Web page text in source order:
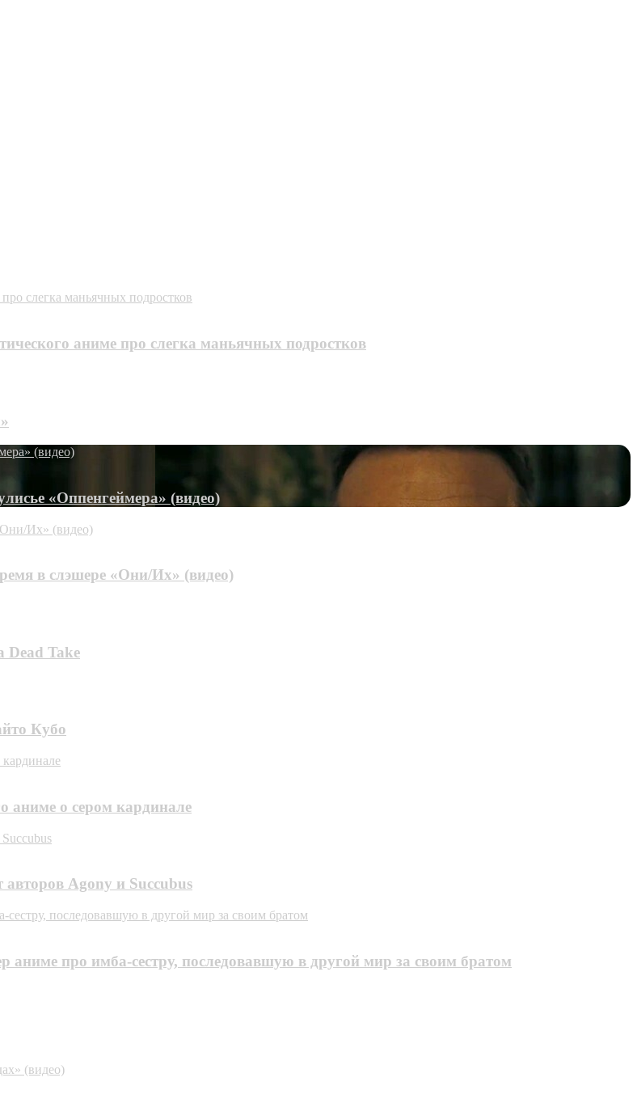
слегка маньячных подростков
аниме про слегка маньячных подростков
(видео)
«Оппенгеймера» (видео)
Их» (видео)
в слэшере «Они/Их» (видео)
Dead Take
Кубо
аниме о сером кардинале
Agony и Succubus
последовавшую в другой мир за своим братом
аниме про имба-сестру, последовавшую в другой мир за своим братом
(видео)